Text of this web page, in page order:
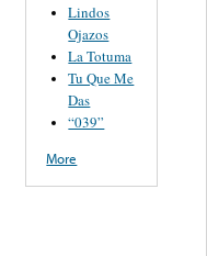
Lindos
Ojazos
La Totuma
Tu Que Me
Das
“039”
More